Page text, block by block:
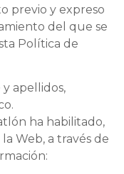
previo y expreso
del que se
Política de
apellidos,
ha habilitado,
Web, a través de